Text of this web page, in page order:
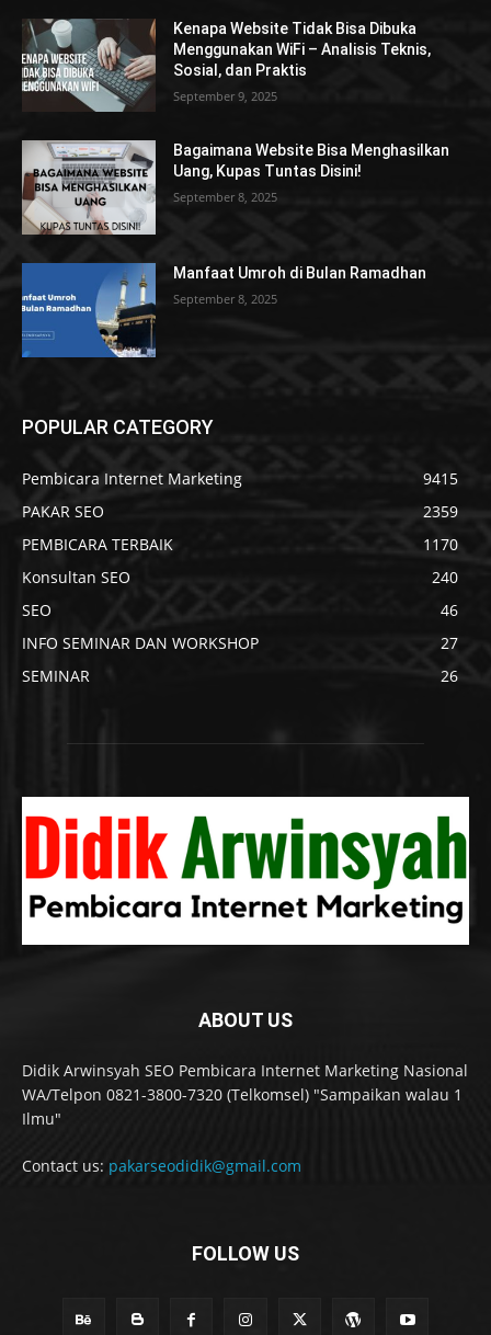
Kenapa Website Tidak Bisa Dibuka
Menggunakan WiFi – Analisis Teknis,
Sosial, dan Praktis
September 9, 2025
Bagaimana Website Bisa Menghasilkan
Uang, Kupas Tuntas Disini!
September 8, 2025
Manfaat Umroh di Bulan Ramadhan
September 8, 2025
POPULAR CATEGORY
Pembicara Internet Marketing
9415
PAKAR SEO
2359
PEMBICARA TERBAIK
1170
Konsultan SEO
240
SEO
46
INFO SEMINAR DAN WORKSHOP
27
SEMINAR
26
ABOUT US
Didik Arwinsyah SEO Pembicara Internet Marketing Nasional
WA/Telpon 0821-3800-7320 (Telkomsel) "Sampaikan walau 1
Ilmu"
Contact us: pakarseodidik@gmail.com
FOLLOW US